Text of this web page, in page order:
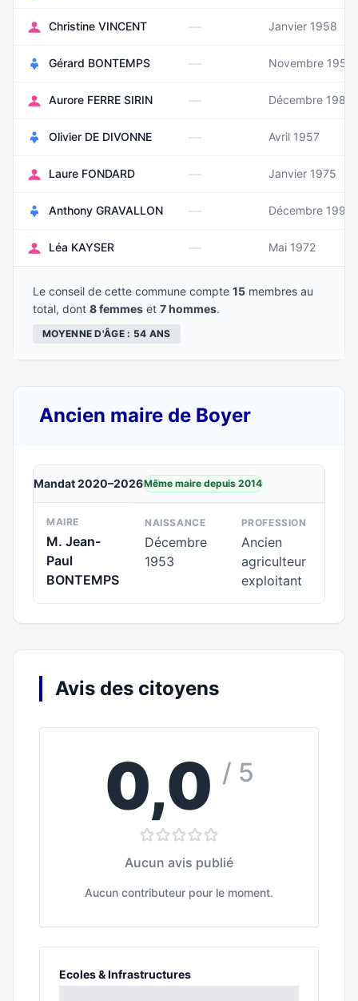
Christine VINCENT — Janvier 1958
Gérard BONTEMPS — Novembre 1959
Aurore FERRE SIRIN — Décembre 1988
Olivier DE DIVONNE — Avril 1957
Laure FONDARD — Janvier 1975
Anthony GRAVALLON — Décembre 1990
Léa KAYSER — Mai 1972
Le conseil de cette commune compte 15 membres au
total, dont 8 femmes et 7 hommes.
MOYENNE D'ÂGE : 54 ANS
Ancien maire de Boyer
Mandat 2020–2026Même maire depuis 2014
MAIRE
M. Jean-
Paul
BONTEMPS
NAISSANCE
Décembre
1953
PROFESSION
Ancien
agriculteur
exploitant
Avis des citoyens
0,0 / 5
Aucun avis publié
Aucun contributeur pour le moment.
Ecoles & Infrastructures